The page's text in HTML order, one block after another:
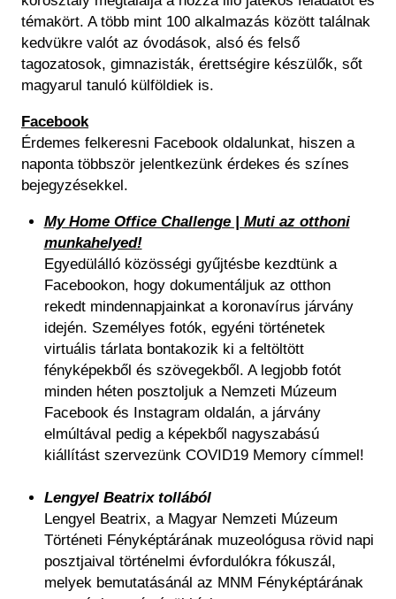
témakört. A több mint 100 alkalmazás között találnak
kedvükre valót az óvodások, alsó és felső
tagozatosok, gimnazisták, érettségire készülők, sőt
magyarul tanuló külföldiek is.
Facebook
Érdemes felkeresni Facebook oldalunkat, hiszen a
naponta többször jelentkezünk érdekes és színes
bejegyzésekkel.
My Home Office Challenge | Muti az otthoni
munkahelyed!
Egyedülálló közösségi gyűjtésbe kezdtünk a
Facebookon, hogy dokumentáljuk az otthon
rekedt mindennapjainkat a koronavírus járvány
idején. Személyes fotók, egyéni történetek
virtuális tárlata bontakozik ki a feltöltött
fényképekből és szövegekből. A legjobb fotót
minden héten posztoljuk a Nemzeti Múzeum
Facebook és Instagram oldalán, a járvány
elmúltával pedig a képekből nagyszabású
kiállítást szervezünk COVID19 Memory címmel!
Lengyel Beatrix tollából
Lengyel Beatrix, a Magyar Nemzeti Múzeum
Történeti Fényképtárának muzeológusa rövid napi
posztjaival történelmi évfordulókra fókuszál,
melyek bemutatásánál az MNM Fényképtárának